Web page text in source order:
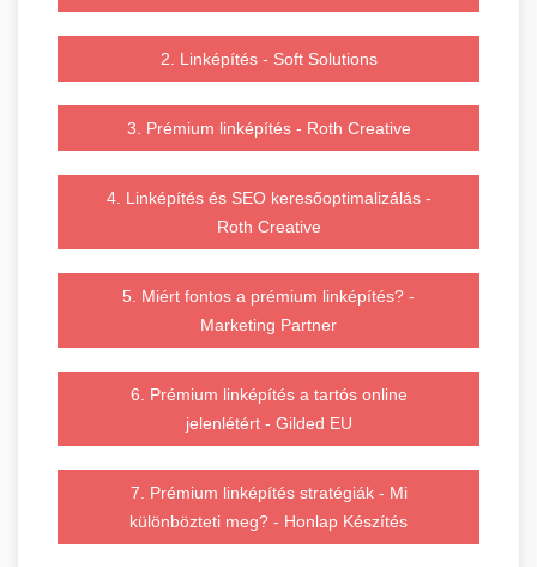
2. Linképítés - Soft Solutions
3. Prémium linképítés - Roth Creative
4. Linképítés és SEO keresőoptimalizálás -
Roth Creative
5. Miért fontos a prémium linképítés? -
Marketing Partner
6. Prémium linképítés a tartós online
jelenlétért - Gilded EU
7. Prémium linképítés stratégiák - Mi
különbözteti meg? - Honlap Készítés